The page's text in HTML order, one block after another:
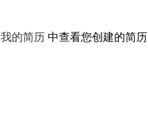
我的简历 中查看您创建的简历